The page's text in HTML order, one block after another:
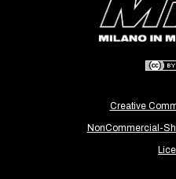
Creative
NonCommercial-